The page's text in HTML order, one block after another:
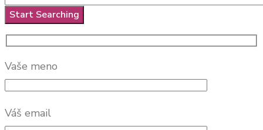
Vaše meno
Váš email